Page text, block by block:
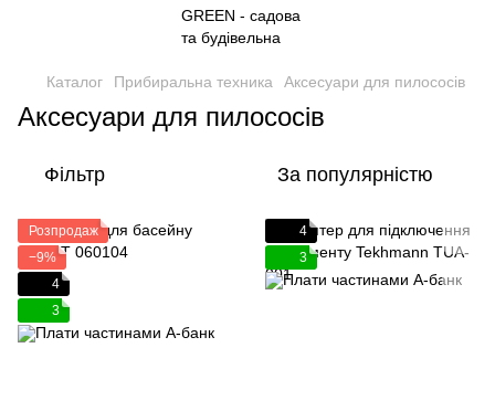
Каталог Прибиральна техника Аксесуари для пилососів
Аксесуари для пилососів
Фільтр За популярністю
Розпродаж
−9%
4
3
4
3